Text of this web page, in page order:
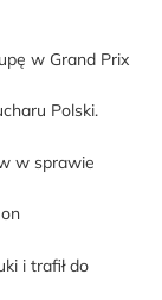
w Grand Prix
Polski.
w sprawie
i trafił do